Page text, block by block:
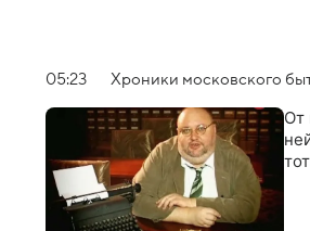
05:23 Хроники московского
От